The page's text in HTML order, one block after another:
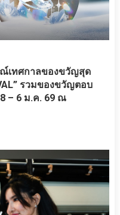
เทศกาลของขวัญสุด
รวมของขวัญตอบ
– 6 ม.ค. 69 ณ